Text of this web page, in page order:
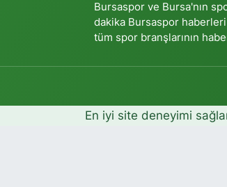
Bursaspor ve Bursa'nın
dakika Bursaspor
tüm spor branşlarının
En iyi site deneyimi